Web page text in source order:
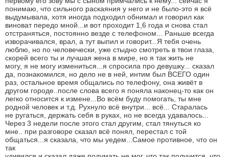
понимаю, что сильного раскаяния у него и не было-это я всё
выдумывала, хотя иногда подходил обнимал и говорил как
виноват передо мной...и вот проходит 1,6 года и снова стал
отстраняться, постоянно везде с телефоном... Раньше всегда
изворачивался, врал, а тут выпил и говорит...Я тебя очень
люблю, но по человечески, уже стыдно смотреть в твои глаза,
скорей всего ты и лучшая жена в мире, но я так жить не
могу, я не могу измениться...я спросила про девушку... сказал
да, познакомился, но дело не в ней, интим был ВСЕГО один
раз, остальное время общались по телефону, она живёт в
другом городе..после слова всего я поняла наконец-то как он
легко относится к измене...Во всём буду помогать, ты мне
родной человек и т.д. Рухнуло всё внутри... всё... Старалась
не ругаться, держать себя в руках, но не всегда удавалось...
Через 3 недели после этого стал другим, стал тянуться ко
мне.. при разговоре сказал всё понял, перестал с той
общаться...я сказала, что мы уедем...Самое противное, что он
так